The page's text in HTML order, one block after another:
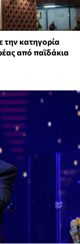
την κατηγορία
από παϊδάκια